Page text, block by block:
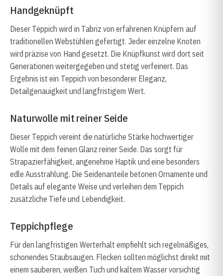
Handgeknüpft
Dieser Teppich wird in Tabriz von erfahrenen Knüpfern auf
traditionellen Webstühlen gefertigt. Jeder einzelne Knoten
wird präzise von Hand gesetzt. Die Knüpfkunst wird dort seit
Generationen weitergegeben und stetig verfeinert. Das
Ergebnis ist ein Teppich von besonderer Eleganz,
Detailgenauigkeit und langfristigem Wert.
Naturwolle mit reiner Seide
Dieser Teppich vereint die natürliche Stärke hochwertiger
Wolle mit dem feinen Glanz reiner Seide. Das sorgt für
Strapazierfähigkeit, angenehme Haptik und eine besonders
edle Ausstrahlung. Die Seidenanteile betonen Ornamente und
Details auf elegante Weise und verleihen dem Teppich
zusätzliche Tiefe und Lebendigkeit.
Teppichpflege
Für den langfristigen Werterhalt empfiehlt sich regelmäßiges,
schonendes Staubsaugen. Flecken sollten möglichst direkt mit
einem sauberen, weißen Tuch und kaltem Wasser vorsichtig